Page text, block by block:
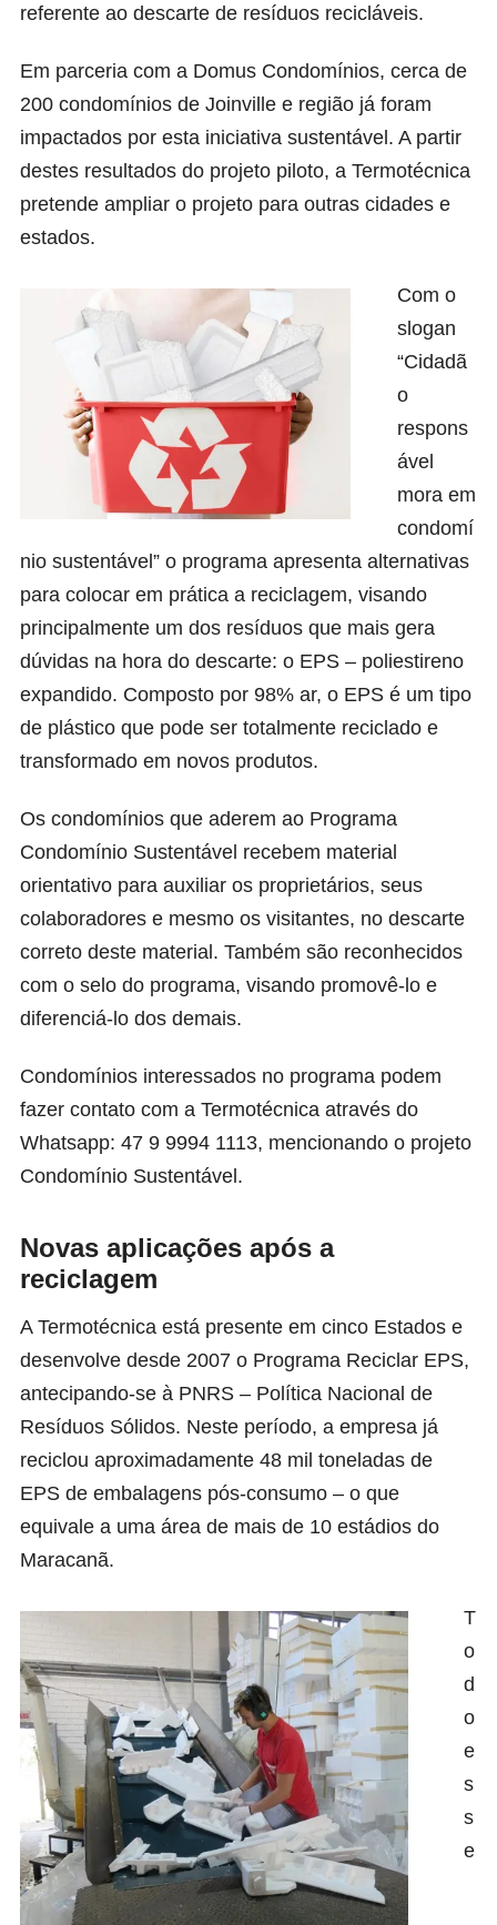
referente ao descarte de resíduos recicláveis.
Em parceria com a Domus Condomínios, cerca de
200 condomínios de Joinville e região já foram
impactados por esta iniciativa sustentável. A partir
destes resultados do projeto piloto, a Termotécnica
pretende ampliar o projeto para outras cidades e
estados.
Com o
slogan
“Cidadã
o
respons
ável
mora em
condomí
nio sustentável” o programa apresenta alternativas
para colocar em prática a reciclagem, visando
principalmente um dos resíduos que mais gera
dúvidas na hora do descarte: o EPS – poliestireno
expandido. Composto por 98% ar, o EPS é um tipo
de plástico que pode ser totalmente reciclado e
transformado em novos produtos.
Os condomínios que aderem ao Programa
Condomínio Sustentável recebem material
orientativo para auxiliar os proprietários, seus
colaboradores e mesmo os visitantes, no descarte
correto deste material. Também são reconhecidos
com o selo do programa, visando promovê-lo e
diferenciá-lo dos demais.
Condomínios interessados no programa podem
fazer contato com a Termotécnica através do
Whatsapp: 47 9 9994 1113, mencionando o projeto
Condomínio Sustentável.
Novas aplicações após a
reciclagem
A Termotécnica está presente em cinco Estados e
desenvolve desde 2007 o Programa Reciclar EPS,
antecipando-se à PNRS – Política Nacional de
Resíduos Sólidos. Neste período, a empresa já
reciclou aproximadamente 48 mil toneladas de
EPS de embalagens pós-consumo – o que
equivale a uma área de mais de 10 estádios do
Maracanã.
T
o
d
o
e
s
s
e